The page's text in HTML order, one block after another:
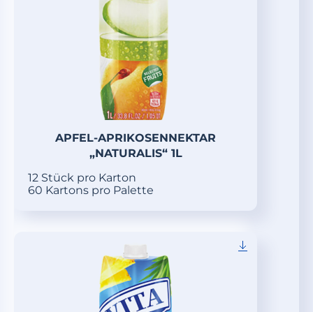
APFEL-APRIKOSENNEKTAR
„NATURALIS“ 1L
12 Stück pro Karton
60 Kartons pro Palette